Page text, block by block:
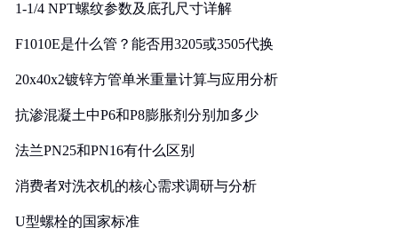
1-1/4 NPT螺纹参数及底孔尺寸详解
F1010E是什么管？能否用3205或3505代换
20x40x2镀锌方管单米重量计算与应用分析
抗渗混凝土中P6和P8膨胀剂分别加多少
法兰PN25和PN16有什么区别
消费者对洗衣机的核心需求调研与分析
U型螺栓的国家标准